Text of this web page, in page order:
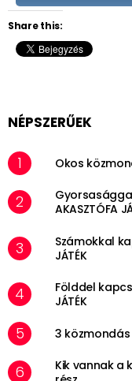
Share this:
NÉPSZERŰEK
Okos
AKASZTÓFA
Számokkal
JÁTÉK
Földdel
JÁTÉK
3
Kik vannak a